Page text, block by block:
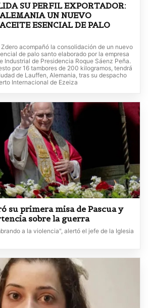
SU PERFIL EXPORTADOR:
UN NUEVO
ESENCIAL DE PALO
acompañó la consolidación de un nuevo
de palo santo elaborado por la empresa
Industrial de Presidencia Roque Sáenz Peña.
por 16 tambores de 200 kilogramos, tendrá
de Lauffen, Alemania, tras su despacho
Internacional de Ezeiza
su primera misa de Pascua y
sobre la guerra
a la violencia", alertó el jefe de la Iglesia